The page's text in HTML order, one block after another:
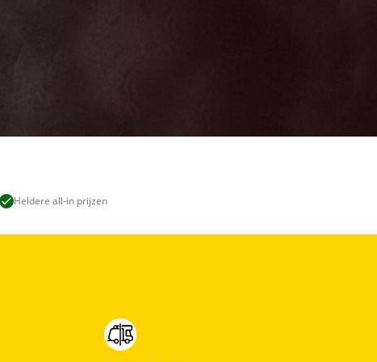
Heldere all-in prijzen